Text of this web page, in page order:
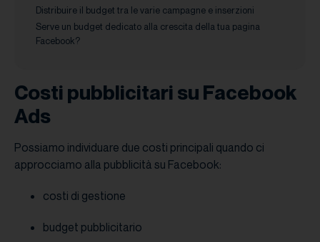
Distribuire il budget tra le varie campagne e inserzioni
Serve un budget dedicato alla crescita della tua pagina
Facebook?
Costi pubblicitari su Facebook
Ads
Possiamo individuare due costi principali quando ci
approcciamo alla pubblicità su Facebook:
costi di gestione
budget pubblicitario